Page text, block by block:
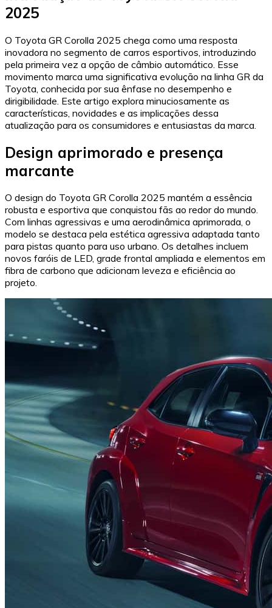
2025
O Toyota GR Corolla 2025 chega como uma resposta
inovadora no segmento de carros esportivos, introduzindo
pela primeira vez a opção de câmbio automático. Esse
movimento marca uma significativa evolução na linha GR da
Toyota, conhecida por sua ênfase no desempenho e
dirigibilidade. Este artigo explora minuciosamente as
características, novidades e as implicações dessa
atualização para os consumidores e entusiastas da marca.
Design aprimorado e presença
marcante
O design do Toyota GR Corolla 2025 mantém a essência
robusta e esportiva que conquistou fãs ao redor do mundo.
Com linhas agressivas e uma aerodinâmica aprimorada, o
modelo se destaca pela estética agressiva adaptada tanto
para pistas quanto para uso urbano. Os detalhes incluem
novos faróis de LED, grade frontal ampliada e elementos em
fibra de carbono que adicionam leveza e eficiência ao
projeto.